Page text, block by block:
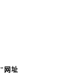
"网址